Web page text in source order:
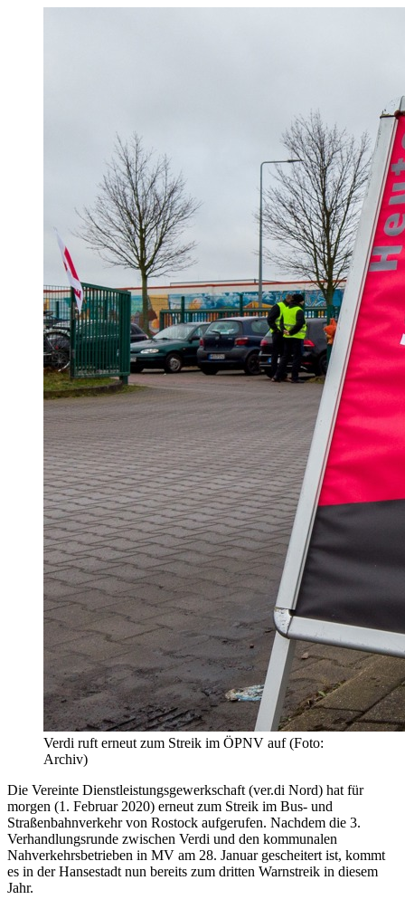
Verdi ruft erneut zum Streik im ÖPNV auf (Foto:
Archiv)
Die Vereinte Dienstleistungsgewerkschaft (ver.di Nord) hat für
morgen (1. Februar 2020) erneut zum Streik im Bus- und
Straßenbahnverkehr von Rostock aufgerufen. Nachdem die 3.
Verhandlungsrunde zwischen Verdi und den kommunalen
Nahverkehrsbetrieben in MV am 28. Januar gescheitert ist, kommt
es in der Hansestadt nun bereits zum dritten Warnstreik in diesem
Jahr.